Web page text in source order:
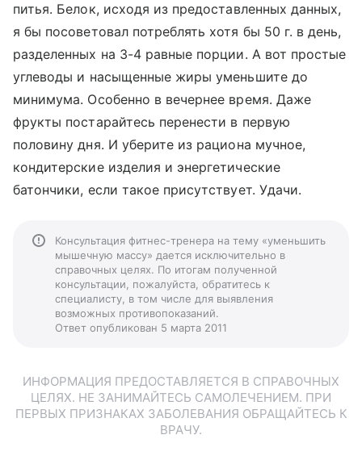
питья. Белок, исходя из предоставленных данных,
я бы посоветовал потреблять хотя бы 50 г. в день,
разделенных на 3-4 равные порции. А вот простые
углеводы и насыщенные жиры уменьшите до
минимума. Особенно в вечернее время. Даже
фрукты постарайтесь перенести в первую
половину дня. И уберите из рациона мучное,
кондитерские изделия и энергетические
батончики, если такое присутствует. Удачи.
Консультация фитнес-тренера на тему «уменьшить
мышечную массу» дается исключительно в
справочных целях. По итогам полученной
консультации, пожалуйста, обратитесь к
специалисту, в том числе для выявления
возможных противопоказаний.
Ответ опубликован 5 марта 2011
ИНФОРМАЦИЯ ПРЕДОСТАВЛЯЕТСЯ В СПРАВОЧНЫХ
ЦЕЛЯХ. НЕ ЗАНИМАЙТЕСЬ САМОЛЕЧЕНИЕМ. ПРИ
ПЕРВЫХ ПРИЗНАКАХ ЗАБОЛЕВАНИЯ ОБРАЩАЙТЕСЬ К
ВРАЧУ.